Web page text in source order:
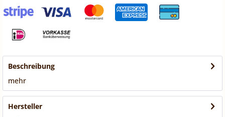
Beschreibung
mehr
Hersteller